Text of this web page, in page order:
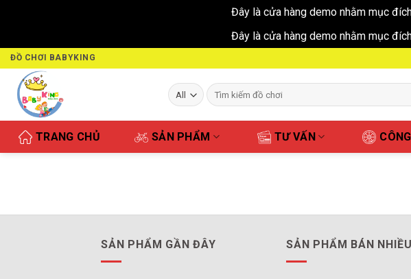
Đây là cửa hàng demo nhằm mục
Đây là cửa hàng demo nhằm mục
Skip
to
content
ĐỒ CHƠI BABYKING
Tìm
kiếm:
TRANG CHỦ SẢN PHẨM TƯ VẤN
SẢN PHẨM GẦN ĐÂY SẢN PHẨM BÁN NHIỀU